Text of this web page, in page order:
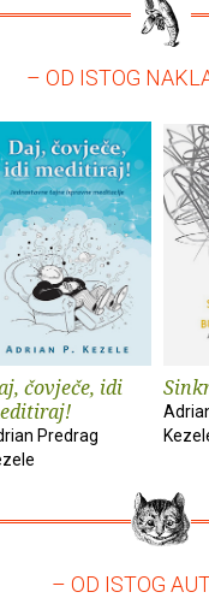
– OD ISTOG
čovječe, idi
Predrag
– OD ISTOG